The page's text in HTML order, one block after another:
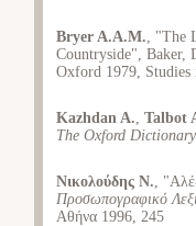
Bryer A.A.M., "The
Countryside", Baker,
Oxford 1979,
Kazhdan A., Talbot
The Oxford
Νικολούδης Ν.,
Προσωπογραφικό
Αθήνα 1996, 245